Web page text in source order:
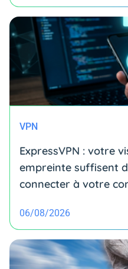
VPN
ExpressVPN : votre
empreinte suffisent
connecter à votre
06/08/2026